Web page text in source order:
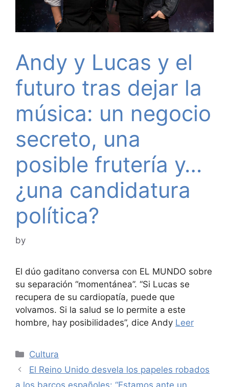
Andy y Lucas y el
futuro tras dejar la
música: un negocio
secreto, una
posible frutería y…
¿una candidatura
política?
by
El dúo gaditano conversa con EL MUNDO sobre
su separación “momentánea”. “Si Lucas se
recupera de su cardiopatía, puede que
volvamos. Si la salud se lo permite a este
hombre, hay posibilidades”, dice Andy Leer
Categories
Cultura
El Reino Unido desvela los papeles robados